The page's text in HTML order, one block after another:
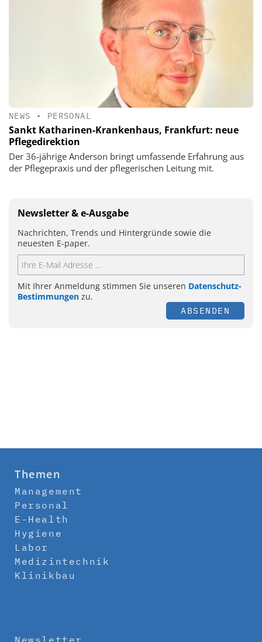
NEWS • PERSONAL
Sankt Katharinen-Krankenhaus, Frankfurt: neue
Pflegedirektion
Der 36-jährige Anderson bringt umfassende Erfahrung aus
der Pflegepraxis und der pflegerischen Leitung mit.
Newsletter & e-Ausgabe
Nachrichten, Trends und Hintergründe sowie die
neuesten E-paper.
Mit Ihrer Anmeldung stimmen Sie unseren Datenschutz-
Bestimmungen zu.
ABSENDEN
Themen
Management
Personal
E-Health
Hygiene
Labor
Medizintechnik
Klinikbau
Newsletter